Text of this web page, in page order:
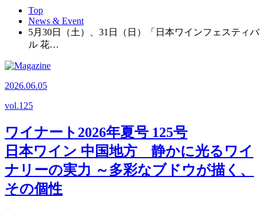
Top
News & Event
5月30日（土）、31日（日）「日本ワインフェスティバ
ル 花…
2026.06.05
vol.125
ワイナート2026年夏号 125号
日本ワイン 中国地方 静かに光るワイ
ナリーの実力 ～多彩なブドウが描く、
その個性